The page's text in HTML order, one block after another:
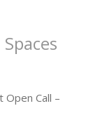
Open Call –